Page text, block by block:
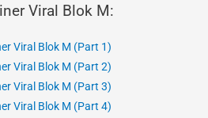
Viral Blok M:
Viral Blok M (Part 1)
Viral Blok M (Part 2)
Viral Blok M (Part 3)
Viral Blok M (Part 4)